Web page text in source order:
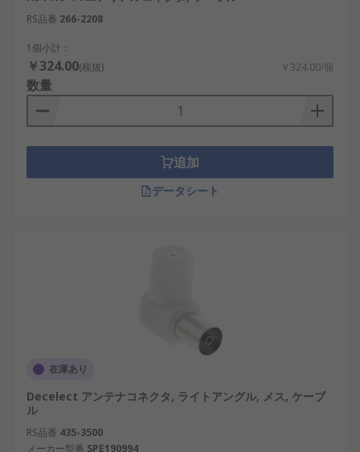
RS品番 266-2208
1個小計：
￥324.00(税抜) ￥324.00/個
数量
追加
データシート
在庫あり
Decelect アンテナコネクタ, ライトアングル, メス, ケーブ
ル
RS品番 435-3500
メーカー型番 SPE190994